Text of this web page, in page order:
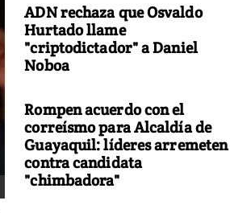
ADN rechaza que Osvaldo
Hurtado llame
"criptodictador" a Daniel
Noboa
Rompen acuerdo con el
correísmo para Alcaldía de
Guayaquil: líderes arremeten
contra candidata
"chimbadora"